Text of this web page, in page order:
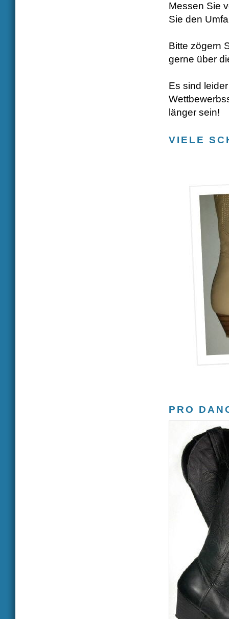
Messen Sie
Sie den
Bitte zögern
gerne über
Es sind
länger sein!
VIELE
PRO